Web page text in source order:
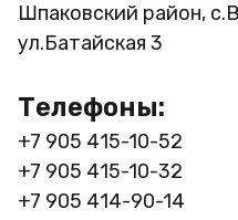
Шпаковский район,
ул.Батайская 3
Телефоны:
+7 905 415-10-52
+7 905 415-10-32
+7 905 414-90-14